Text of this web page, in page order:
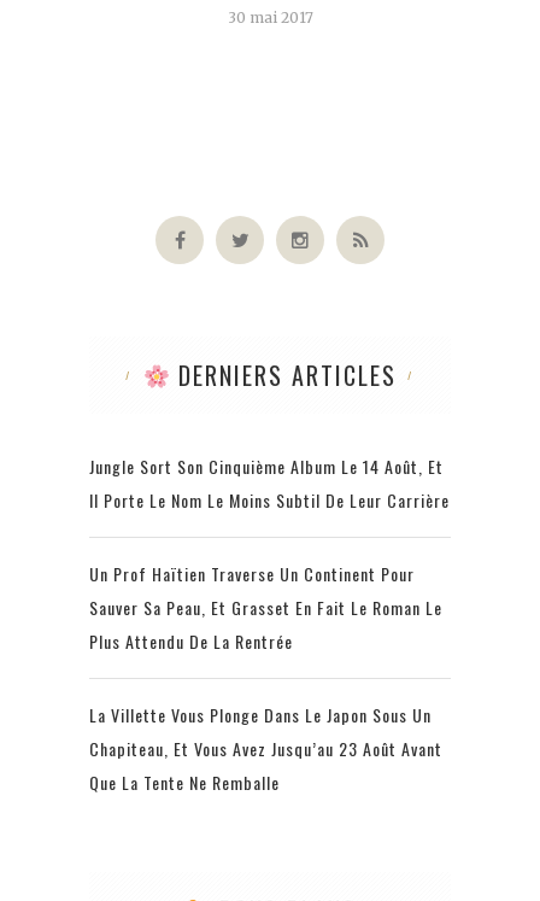
30 mai 2017
DERNIERS ARTICLES
Jungle Sort Son Cinquième Album Le 14 Août, Et
Il Porte Le Nom Le Moins Subtil De Leur Carrière
Un Prof Haïtien Traverse Un Continent Pour
Sauver Sa Peau, Et Grasset En Fait Le Roman Le
Plus Attendu De La Rentrée
La Villette Vous Plonge Dans Le Japon Sous Un
Chapiteau, Et Vous Avez Jusqu’au 23 Août Avant
Que La Tente Ne Remballe